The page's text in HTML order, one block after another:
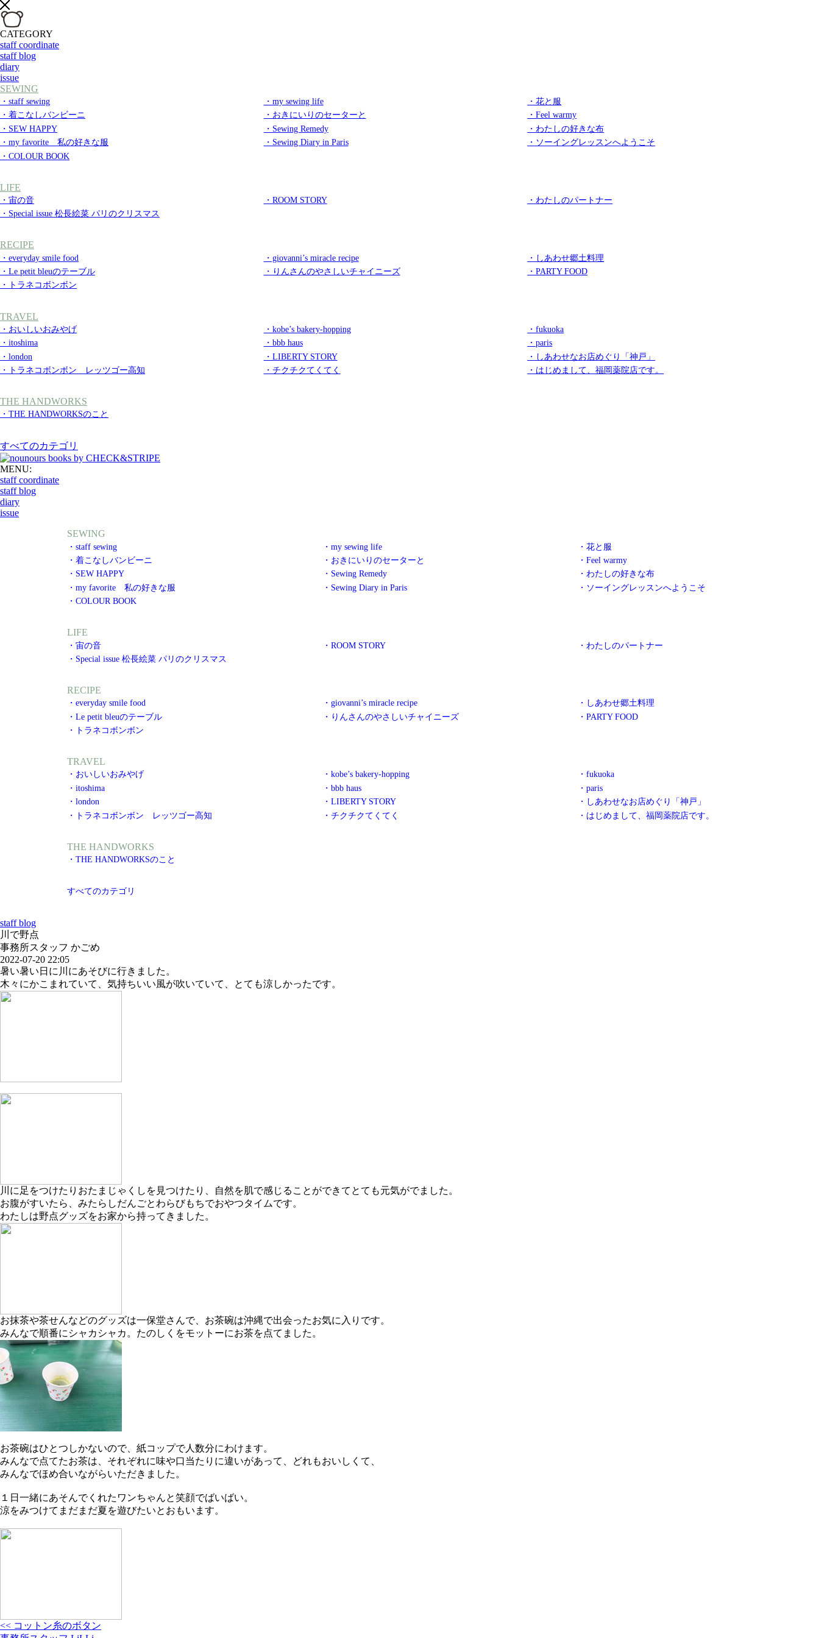
CATEGORY
staff coordinate
staff blog
diary
issue
SEWING
・staff sewing ・my sewing life
・花と服
・着こなしバンビーニ
・おきにいりのセーターと
・Feel warmy
・SEW HAPPY
・Sewing Remedy
・わたしの好きな布
・my favorite 私の好きな服
・Sewing Diary in Paris
・ソーイングレッスンへようこそ
・COLOUR BOOK
LIFE
・宙の音 ・ROOM STORY
・わたしのパートナー
・Special issue 松長絵菜 パリのクリスマス
RECIPE
・everyday smile food ・giovanni’s miracle recipe
・しあわせ郷土料理
・Le petit bleuのテーブル
・りんさんのやさしいチャイニーズ
・PARTY FOOD
・トラネコボンボン
TRAVEL
・おいしいおみやげ ・kobe’s bakery-hopping
・fukuoka
・itoshima
・bbb haus
・paris
・london
・LIBERTY STORY
・しあわせなお店めぐり「神戸」
・トラネコボンボン レッツゴー高知
・チクチクてくてく ・はじめまして、福岡薬院店です。
THE HANDWORKS
・THE HANDWORKSのこと
すべてのカテゴリ
MENU:
staff coordinate
staff blog
diary
issue
SEWING
・staff sewing ・my sewing life
・花と服
・着こなしバンビーニ
・おきにいりのセーターと
・Feel warmy
・SEW HAPPY
・Sewing Remedy
・わたしの好きな布
・my favorite 私の好きな服
・Sewing Diary in Paris
・ソーイングレッスンへようこそ
・COLOUR BOOK
LIFE
・宙の音 ・ROOM STORY
・わたしのパートナー
・Special issue 松長絵菜 パリのクリスマス
RECIPE
・everyday smile food ・giovanni’s miracle recipe
・しあわせ郷土料理
・Le petit bleuのテーブル
・りんさんのやさしいチャイニーズ
・PARTY FOOD
・トラネコボンボン
TRAVEL
・おいしいおみやげ ・kobe’s bakery-hopping
・fukuoka
・itoshima
・bbb haus
・paris
・london
・LIBERTY STORY
・しあわせなお店めぐり「神戸」
・トラネコボンボン レッツゴー高知
・チクチクてくてく ・はじめまして、福岡薬院店です。
THE HANDWORKS
・THE HANDWORKSのこと
すべてのカテゴリ
staff blog
川で野点
事務所スタッフ かごめ
2022-07-20 22:05
暑い暑い日に川にあそびに行きました。
木々にかこまれていて、気持ちいい風が吹いていて、とても涼しかったです。
川に足をつけたりおたまじゃくしを見つけたり、自然を肌で感じることができてとても元気がでました。
お腹がすいたら、みたらしだんごとわらびもちでおやつタイムです。
わたしは野点グッズをお家から持ってきました。
お抹茶や茶せんなどのグッズは一保堂さんで、お茶碗は沖縄で出会ったお気に入りです。
みんなで順番にシャカシャカ。たのしくをモットーにお茶を点てました。
お茶碗はひとつしかないので、紙コップで人数分にわけます。
みんなで点てたお茶は、それぞれに味や口当たりに違いがあって、どれもおいしくて、
みんなでほめ合いながらいただきました。
１日一緒にあそんでくれたワンちゃんと笑顔でばいばい。
涼をみつけてまだまだ夏を遊びたいとおもいます。
<< コットン糸のボタン